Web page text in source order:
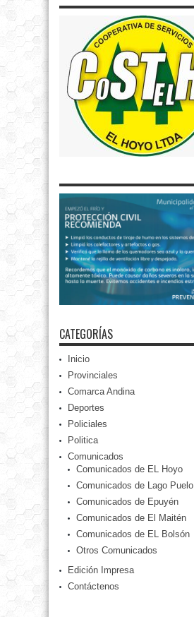
CATEGORÍAS
Inicio
Provinciales
Comarca Andina
Deportes
Policiales
Politica
Comunicados
Comunicados de EL Hoyo
Comunicados de Lago Puelo
Comunicados de Epuyén
Comunicados de El Maitén
Comunicados de EL Bolsón
Otros Comunicados
Edición Impresa
Contáctenos